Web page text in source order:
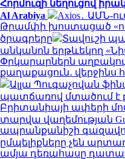
Հորմուզի նեղուցով
Al Arabiya
Axios․ ԱՄՆ-
Թրամփի խոստացած
ծրագրերը
Տավուշի
անկանոն երթևեկող
Փրկարարներն
քաղաքացուն․ վերջինս
Ալլա Պուգաչովան
պատճառով մտածում է
Բրիտանիայի ափերի
տարվա վաղեմության
ապրանքանիշի
ըմպելիքները չեն
ամյա դեռահասը